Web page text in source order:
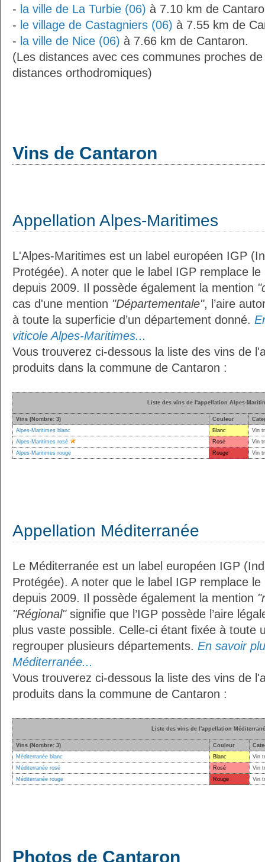
- la ville de La Turbie (06) à 7.10 km de
- le village de Castagniers (06) à 7.55 km de
- la ville de Nice (06) à 7.66 km de Cantaron.
(Les distances avec ces communes proches
distances orthodromiques)
Vins de Cantaron
Appellation Alpes-Maritimes
L'Alpes-Maritimes est un label européen IGP
Protégée). A noter que le label IGP remplace
depuis 2009. Il possède également la mention
cas d'une mention "Départementale", l’aire
à toute la superficie d’un département donné.
viticole Alpes-Maritimes...
Vous trouverez ci-dessous la liste des vins de
produits dans la commune de Cantaron :
Liste des vins de l'appellation Alpes-
Vins (Nombre: 3) Couleur
Alpes-Maritimes blanc
Blanc
Vin
Alpes-Maritimes rosé
Rosé
Vin
Alpes-Maritimes rouge
Rouge Vin
Appellation Méditerranée
Le Méditerranée est un label européen IGP
Protégée). A noter que le label IGP remplace
depuis 2009. Il possède également la mention
"Régional"signifie que l’IGP possède l’aire
plus vaste possible. Celle-ci étant fixée à toute
regrouper plusieurs départements. En savoir
Méditerranée...
Vous trouverez ci-dessous la liste des vins de
produits dans la commune de Cantaron :
Liste des vins de l'appellation
Vins (Nombre: 3) Couleur
Méditerranée blanc
Blanc
Vin
Méditerranée rosé
Rosé
Vin
Méditerranée rouge
Rouge Vin
Photos de Cantaron